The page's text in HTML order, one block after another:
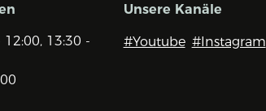
12:00, 13:30 -
Unsere Kanäle
#Youtube #Instagram